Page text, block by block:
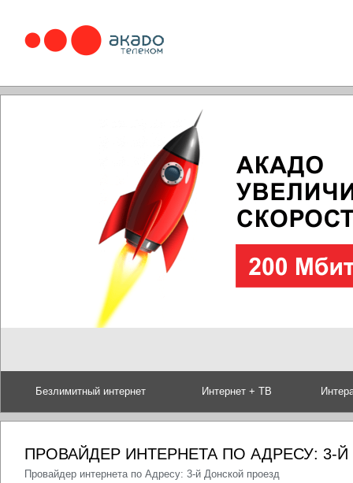
Безлимитный интернет Интернет + ТВ
ПРОВАЙДЕР ИНТЕРНЕТА ПО АДРЕСУ: 3-
Провайдер интернета по Адресу: 3-й Донской проезд